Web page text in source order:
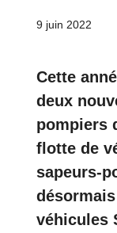
9 juin 2022
Cette
deux
pompiers
flotte de
sapeurs-
véhicules